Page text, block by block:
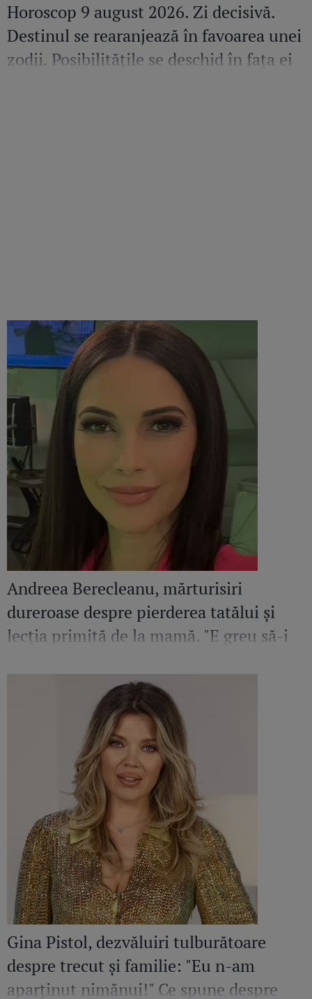
Horoscop 9 august 2026. Zi decisivă.
Destinul se rearanjează în favoarea unei
zodii. Posibilitățile se deschid în fața ei
Andreea Berecleanu, mărturisiri
dureroase despre pierderea tatălui și
lecția primită de la mamă. "E greu să-i
Gina Pistol, dezvăluiri tulburătoare
despre trecut și familie: "Eu n-am
aparținut nimănui!" Ce spune despre